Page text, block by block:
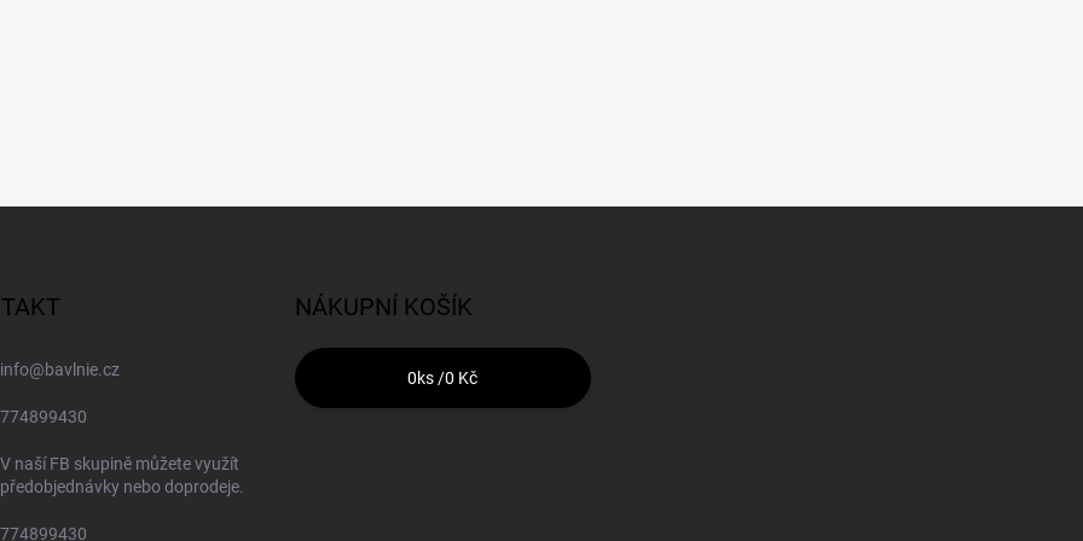
info@bavlnie.cz
774899430
V naší FB skupině můžete využít
předobjednávky nebo doprodeje.
774899430
NÁKUPNÍ KOŠÍK
0ks /0 Kč